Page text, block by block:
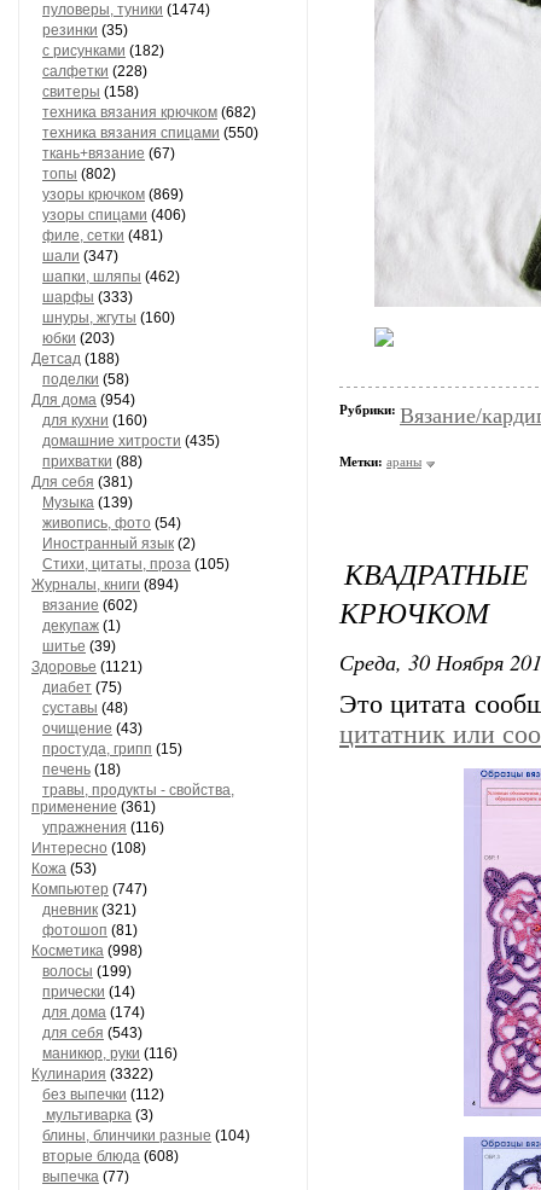
пуловеры, туники (1474)
резинки (35)
с рисунками (182)
салфетки (228)
свитеры (158)
техника вязания крючком (682)
техника вязания спицами (550)
ткань+вязание (67)
топы (802)
узоры крючком (869)
узоры спицами (406)
филе, сетки (481)
шали (347)
шапки, шляпы (462)
шарфы (333)
шнуры, жгуты (160)
юбки (203)
Детсад (188)
поделки (58)
Для дома (954)
для кухни (160)
домашние хитрости (435)
прихватки (88)
Для себя (381)
Музыка (139)
живопись, фото (54)
Иностранный язык (2)
Стихи, цитаты, проза (105)
Журналы, книги (894)
вязание (602)
декупаж (1)
шитье (39)
Здоровье (1121)
диабет (75)
суставы (48)
очищение (43)
простуда, грипп (15)
печень (18)
травы, продукты - свойства,
применение (361)
упражнения (116)
Интересно (108)
Кожа (53)
Компьютер (747)
дневник (321)
фотошоп (81)
Косметика (998)
волосы (199)
прически (14)
для дома (174)
для себя (543)
маникюр, руки (116)
Кулинария (3322)
без выпечки (112)
мультиварка (3)
блины, блинчики разные (104)
вторые блюда (608)
выпечка (77)
Рубрики: Вязание/
Метки: араны
КРЮЧКОМ
Среда, 30 Ноября
Это цитата
цитатник или